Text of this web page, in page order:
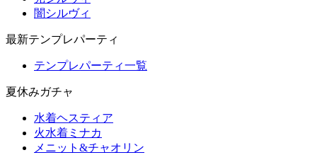
闇シルヴィ
最新テンプレパーティ
テンプレパーティ一覧
夏休みガチャ
水着ヘスティア
火水着ミナカ
メニット&チャオリン